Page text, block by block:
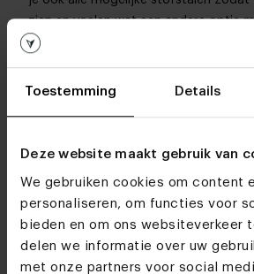
Toestemming Details
Deze website maakt gebruik van
We gebruiken cookies om content
personaliseren, om functies voor
bieden en om ons websiteverkeer
delen we informatie over uw
met onze partners voor social
zien en voelen wat een andere optie
betekenen. Staat er een verhuizing of
nemen om je keuze te maken? Plan
nemen. Samen gaan we op zoek naar
beschikken, kun je ook online bestellen.